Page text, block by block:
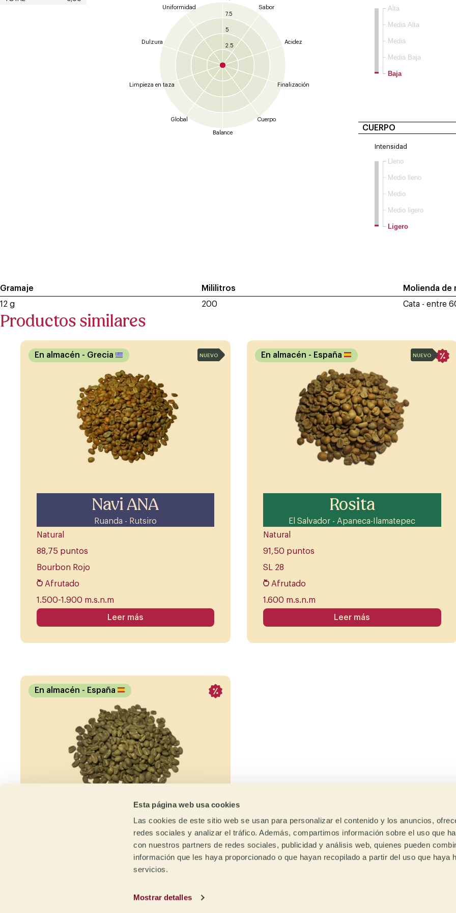
Esta página web usa cookies
Las cookies de este sitio web se usan para personalizar el contenido y los anuncios,
redes sociales y analizar el tráfico. Además, compartimos información sobre el uso que
con nuestros partners de redes sociales, publicidad y análisis web, quienes pueden
información que les haya proporcionado o que hayan recopilado a partir del uso que haya
servicios.
Mostrar detalles
7.5
5
2.5
Sabor
Acidez
Finalización
Cuerpo
Balance
Global
Limpieza en taza
Dulzura
Uniformidad
Baja
Media Baja
Media
Media Alta
Alta
CUERPO
Intensidad
Ligero
Medio ligero
Medio
Medio lleno
Lleno
Gramaje
12 g
Mililitros
200
Molienda de
Cata - entre
Productos similares
Navi ANA
Ruanda - Rutsiro
En almacén - Grecia
Natural
88,75 puntos
Bourbon Rojo
Afrutado
1.500-1.900 m.s.n.m
NUEVO
Leer más
Rosita
El Salvador - Apaneca-Ilamatepec
En almacén - España
Natural
91,50 puntos
SL 28
Afrutado
1.600 m.s.n.m
NUEVO
Leer más
Messier 41 FMA
Etiopía - Sidama
En almacén - España